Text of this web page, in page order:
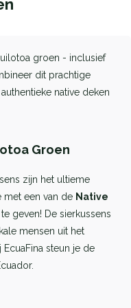
groen - inclusief
dit prachtige
native deken
Groen
zijn het ultieme
met een van de Native
geven! De sierkussens
mensen uit het
steun je de